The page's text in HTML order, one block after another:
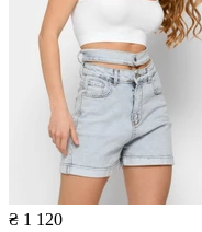
₴ 1 120